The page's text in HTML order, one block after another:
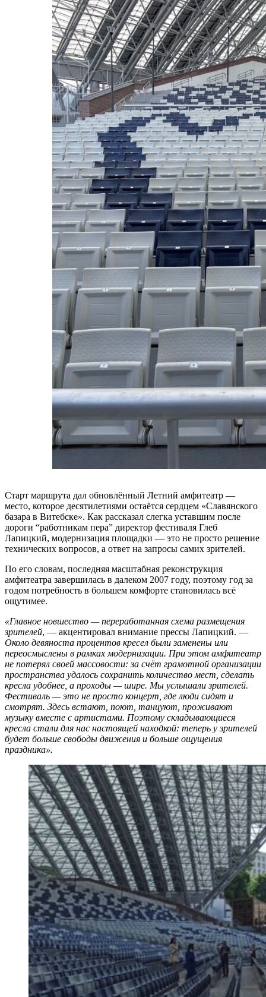
Старт маршрута дал обновлённый Летний амфитеатр —
место, которое десятилетиями остаётся сердцем «Славянского
базара в Витебске». Как рассказал слегка уставшим после
дороги “работникам пера” директор фестиваля Глеб
Лапицкий, модернизация площадки — это не просто решение
технических вопросов, а ответ на запросы самих зрителей.
По его словам, последняя масштабная реконструкция
амфитеатра завершилась в далеком 2007 году, поэтому год за
годом потребность в большем комфорте становилась всё
ощутимее.
«Главное новшество — переработанная схема размещения
зрителей, — акцентировал внимание прессы Лапицкий. —
Около девяноста процентов кресел были заменены или
переосмыслены в рамках модернизации. При этом амфитеатр
не потерял своей массовости: за счёт грамотной организации
пространства удалось сохранить количество мест, сделать
кресла удобнее, а проходы — шире. Мы услышали зрителей.
Фестиваль — это не просто концерт, где люди сидят и
смотрят. Здесь встают, поют, танцуют, проживают
музыку вместе с артистами. Поэтому складывающиеся
кресла стали для нас настоящей находкой: теперь у зрителей
будет больше свободы движения и больше ощущения
праздника».